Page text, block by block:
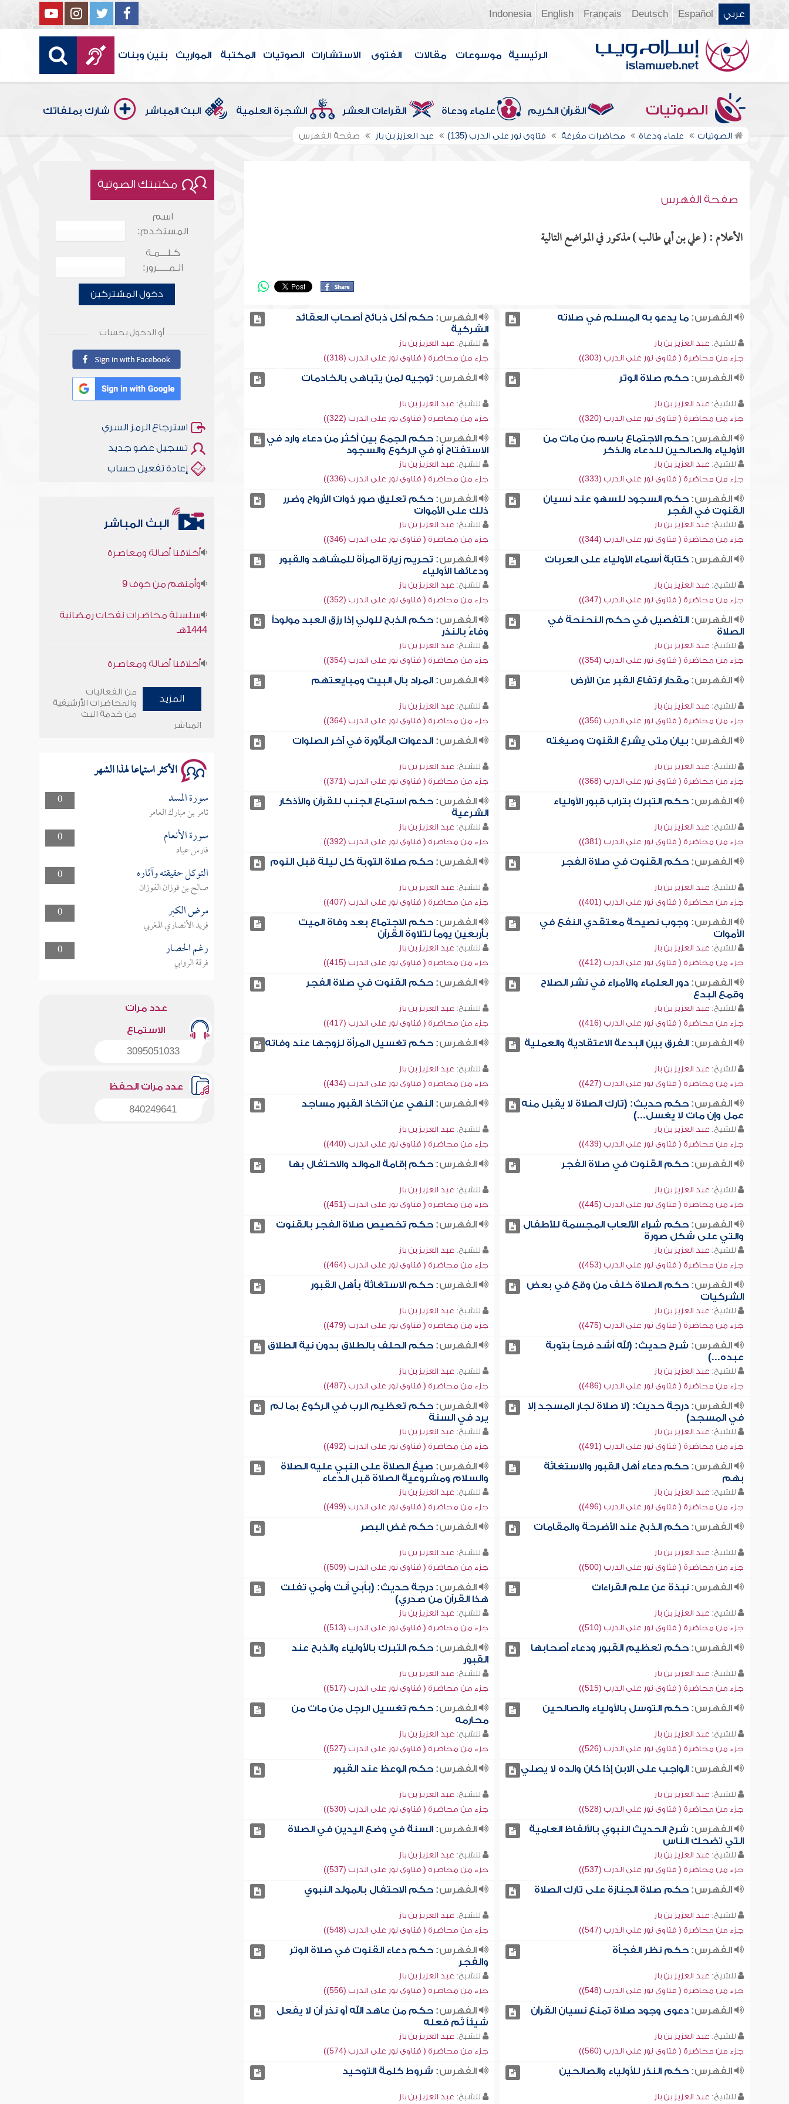
عربي Español
Deutsch
Français
English
Indonesia
الرئيسية موسوعات مقالات الفتوى الاستشارات الصوتيات المكتبة المواريث بنين وبنات
الصوتيات القرآن الكريم علماء ودعاة القراءات العشر الشجرة العلمية البث المباشر شارك بملفاتك
الصوتيات علماء ودعاة محاضرات مفرغة فتاوى نور على الدرب (135) عبد العزيز بن باز صفحة الفهرس
صفحة الفهرس
الأعلام : ( علي بن أبي طالب ) مذكور في المواضع التالية
الفهرس:ما يدعو به المسلم في صلاته
للشيخ: عبد العزيز بن باز
جزء من محاضرة ( فتاوى نور على الدرب (303))
الفهرس: حكم أكل ذبائح أصحاب العقائد
الشركية
للشيخ: عبد العزيز بن باز
جزء من محاضرة ( فتاوى نور على الدرب (318))
الفهرس:حكم صلاة الوتر
للشيخ: عبد العزيز بن باز
جزء من محاضرة ( فتاوى نور على الدرب (320))
الفهرس: توجيه لمن يتباهى بالخادمات
للشيخ: عبد العزيز بن باز
جزء من محاضرة ( فتاوى نور على الدرب (322))
الفهرس:حكم الاجتماع باسم من مات من
الأولياء والصالحين للدعاء والذكر
للشيخ: عبد العزيز بن باز
جزء من محاضرة ( فتاوى نور على الدرب (333))
الفهرس: حكم الجمع بين أكثر من دعاء وارد في
الاستفتاح أو في الركوع والسجود
للشيخ: عبد العزيز بن باز
جزء من محاضرة ( فتاوى نور على الدرب (336))
الفهرس:حكم السجود للسهو عند نسيان
القنوت في الفجر
للشيخ: عبد العزيز بن باز
جزء من محاضرة ( فتاوى نور على الدرب (344))
الفهرس: حكم تعليق صور ذوات الأرواح وضرر
ذلك على الأموات
للشيخ: عبد العزيز بن باز
جزء من محاضرة ( فتاوى نور على الدرب (346))
الفهرس:كتابة أسماء الأولياء على العربات
للشيخ: عبد العزيز بن باز
جزء من محاضرة ( فتاوى نور على الدرب (347))
الفهرس: تحريم زيارة المرأة للمشاهد والقبور
ودعائها الأولياء
للشيخ: عبد العزيز بن باز
جزء من محاضرة ( فتاوى نور على الدرب (352))
الفهرس:التفصيل في حكم النحنحة في
الصلاة
للشيخ: عبد العزيز بن باز
جزء من محاضرة ( فتاوى نور على الدرب (354))
الفهرس: حكم الذبح للولي إذا رزق العبد مولوداً
وفاءً بالنذر
للشيخ: عبد العزيز بن باز
جزء من محاضرة ( فتاوى نور على الدرب (354))
الفهرس:مقدار ارتفاع القبر عن الأرض
للشيخ: عبد العزيز بن باز
جزء من محاضرة ( فتاوى نور على الدرب (356))
الفهرس: المراد بآل البيت ومبايعتهم
للشيخ: عبد العزيز بن باز
جزء من محاضرة ( فتاوى نور على الدرب (364))
الفهرس: بيان متى يشرع القنوت وصيغته
للشيخ: عبد العزيز بن باز
جزء من محاضرة ( فتاوى نور على الدرب (368))
الفهرس: الدعوات المأثورة في آخر الصلوات
للشيخ: عبد العزيز بن باز
جزء من محاضرة ( فتاوى نور على الدرب (371))
الفهرس:حكم التبرك بتراب قبور الأولياء
للشيخ: عبد العزيز بن باز
جزء من محاضرة ( فتاوى نور على الدرب (381))
الفهرس: حكم استماع الجنب للقرآن والأذكار
الشرعية
للشيخ: عبد العزيز بن باز
جزء من محاضرة ( فتاوى نور على الدرب (392))
الفهرس:حكم القنوت في صلاة الفجر
للشيخ: عبد العزيز بن باز
جزء من محاضرة ( فتاوى نور على الدرب (401))
الفهرس: حكم صلاة التوبة كل ليلة قبل النوم
للشيخ: عبد العزيز بن باز
جزء من محاضرة ( فتاوى نور على الدرب (407))
الفهرس: وجوب نصيحة معتقدي النفع في
الأموات
للشيخ: عبد العزيز بن باز
جزء من محاضرة ( فتاوى نور على الدرب (412))
الفهرس: حكم الاجتماع بعد وفاة الميت
بأربعين يوماً لتلاوة القرآن
للشيخ: عبد العزيز بن باز
جزء من محاضرة ( فتاوى نور على الدرب (415))
الفهرس:دور العلماء والأمراء في نشر الصلاح
وقمع البدع
للشيخ: عبد العزيز بن باز
جزء من محاضرة ( فتاوى نور على الدرب (416))
الفهرس: حكم القنوت في صلاة الفجر
للشيخ: عبد العزيز بن باز
جزء من محاضرة ( فتاوى نور على الدرب (417))
الفهرس:الفرق بين البدعة الاعتقادية والعملية
للشيخ: عبد العزيز بن باز
جزء من محاضرة ( فتاوى نور على الدرب (427))
الفهرس: حكم تغسيل المرأة لزوجها عند وفاته
للشيخ: عبد العزيز بن باز
جزء من محاضرة ( فتاوى نور على الدرب (434))
الفهرس:حكم حديث: (تارك الصلاة لا يقبل منه
عمل وإن مات لا يغسل...)
للشيخ: عبد العزيز بن باز
جزء من محاضرة ( فتاوى نور على الدرب (439))
الفهرس: النهي عن اتخاذ القبور مساجد
للشيخ: عبد العزيز بن باز
جزء من محاضرة ( فتاوى نور على الدرب (440))
الفهرس:حكم القنوت في صلاة الفجر
للشيخ: عبد العزيز بن باز
جزء من محاضرة ( فتاوى نور على الدرب (445))
الفهرس: حكم إقامة الموالد والاحتفال بها
للشيخ: عبد العزيز بن باز
جزء من محاضرة ( فتاوى نور على الدرب (451))
الفهرس:حكم شراء الألعاب المجسمة للأطفال
والتي على شكل صورة
للشيخ: عبد العزيز بن باز
جزء من محاضرة ( فتاوى نور على الدرب (453))
الفهرس: حكم تخصيص صلاة الفجر بالقنوت
للشيخ: عبد العزيز بن باز
جزء من محاضرة ( فتاوى نور على الدرب (464))
الفهرس:حكم الصلاة خلف من وقع في بعض
الشركيات
للشيخ: عبد العزيز بن باز
جزء من محاضرة ( فتاوى نور على الدرب (475))
الفهرس: حكم الاستغاثة بأهل القبور
للشيخ: عبد العزيز بن باز
جزء من محاضرة ( فتاوى نور على الدرب (479))
الفهرس: شرح حديث: (لله أشد فرحاً بتوبة
عبده...)
للشيخ: عبد العزيز بن باز
جزء من محاضرة ( فتاوى نور على الدرب (486))
الفهرس: حكم الحلف بالطلاق بدون نية الطلاق
للشيخ: عبد العزيز بن باز
جزء من محاضرة ( فتاوى نور على الدرب (487))
الفهرس:درجة حديث: (لا صلاة لجار المسجد إلا
في المسجد)
للشيخ: عبد العزيز بن باز
جزء من محاضرة ( فتاوى نور على الدرب (491))
الفهرس: حكم تعظيم الرب في الركوع بما لم
يرد في السنة
للشيخ: عبد العزيز بن باز
جزء من محاضرة ( فتاوى نور على الدرب (492))
الفهرس:حكم دعاء أهل القبور والاستغاثة
بهم
للشيخ: عبد العزيز بن باز
جزء من محاضرة ( فتاوى نور على الدرب (496))
الفهرس: صيغ الصلاة على النبي عليه الصلاة
والسلام ومشروعية الصلاة قبل الدعاء
للشيخ: عبد العزيز بن باز
جزء من محاضرة ( فتاوى نور على الدرب (499))
الفهرس:حكم الذبح عند الأضرحة والمقامات
للشيخ: عبد العزيز بن باز
جزء من محاضرة ( فتاوى نور على الدرب (500))
الفهرس: حكم غض البصر
للشيخ: عبد العزيز بن باز
جزء من محاضرة ( فتاوى نور على الدرب (509))
الفهرس:نبذة عن علم القراءات
للشيخ: عبد العزيز بن باز
جزء من محاضرة ( فتاوى نور على الدرب (510))
الفهرس: درجة حديث: (بأبي أنت وأمي تفلت
هذا القرآن من صدري)
للشيخ: عبد العزيز بن باز
جزء من محاضرة ( فتاوى نور على الدرب (513))
الفهرس:حكم تعظيم القبور ودعاء أصحابها
للشيخ: عبد العزيز بن باز
جزء من محاضرة ( فتاوى نور على الدرب (515))
الفهرس: حكم التبرك بالأولياء والذبح عند
القبور
للشيخ: عبد العزيز بن باز
جزء من محاضرة ( فتاوى نور على الدرب (517))
الفهرس:حكم التوسل بالأولياء والصالحين
للشيخ: عبد العزيز بن باز
جزء من محاضرة ( فتاوى نور على الدرب (526))
الفهرس: حكم تغسيل الرجل من مات من
محارمه
للشيخ: عبد العزيز بن باز
جزء من محاضرة ( فتاوى نور على الدرب (527))
الفهرس:الواجب على الابن إذا كان والده لا يصلي
للشيخ: عبد العزيز بن باز
جزء من محاضرة ( فتاوى نور على الدرب (528))
الفهرس: حكم الوعظ عند القبور
للشيخ: عبد العزيز بن باز
جزء من محاضرة ( فتاوى نور على الدرب (530))
الفهرس: شرح الحديث النبوي بالألفاظ العامية
التي تضحك الناس
للشيخ: عبد العزيز بن باز
جزء من محاضرة ( فتاوى نور على الدرب (537))
الفهرس: السنة في وضع اليدين في الصلاة
للشيخ: عبد العزيز بن باز
جزء من محاضرة ( فتاوى نور على الدرب (537))
الفهرس:حكم صلاة الجنازة على تارك الصلاة
للشيخ: عبد العزيز بن باز
جزء من محاضرة ( فتاوى نور على الدرب (547))
الفهرس: حكم الاحتفال بالمولد النبوي
للشيخ: عبد العزيز بن باز
جزء من محاضرة ( فتاوى نور على الدرب (548))
الفهرس:حكم نظر الفجأة
للشيخ: عبد العزيز بن باز
جزء من محاضرة ( فتاوى نور على الدرب (548))
الفهرس: حكم دعاء القنوت في صلاة الوتر
والفجر
للشيخ: عبد العزيز بن باز
جزء من محاضرة ( فتاوى نور على الدرب (556))
الفهرس:دعوى وجود صلاة تمنع نسيان القرآن
للشيخ: عبد العزيز بن باز
جزء من محاضرة ( فتاوى نور على الدرب (560))
الفهرس: حكم من عاهد الله أو نذر أن لا يفعل
شيئاً ثم فعله
للشيخ: عبد العزيز بن باز
جزء من محاضرة ( فتاوى نور على الدرب (574))
الفهرس:حكم النذر للأولياء والصالحين
للشيخ: عبد العزيز بن باز
الفهرس: شروط كلمة التوحيد
للشيخ: عبد العزيز بن باز
مكتبتك الصوتية
اسم
المستخدم:
كـلـــمـة
الـمـــــرور:
دخول المشتركين
أو الدخول بحساب
استرجاع الرمز السري
تسجيل عضو جديد
إعادة تفعيل حساب
البث المباشر
أخلاقنا أصالة ومعاصرة
1444هـ
سلسلة محاضرات نفحات رمضانية
1444هـ
المزيد
من الفعاليات
والمحاضرات الأرشيفية
من خدمة البث
المباشر
الأكثر استماعا لهذا الشهر
0 سورة المسد
ثامر بن مبارك العامر
0
سورة الأنعام
فارس عباد
0
التوكل حقيقته وآثاره
صالح بن فوزان الفوزان
0
مرض الكبر
فريد الأنصاري المغربي
0
رغم الحصار
فرقة الروابي
عدد مرات
الاستماع
3095051033
عدد مرات الحفظ
840249641